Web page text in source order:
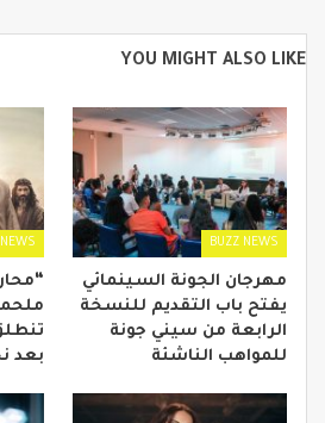
YOU MIGHT ALSO LIKE
BUZZ NEWS
مهرجان الجونة السينمائي
يفتح باب التقديم للنسخة
الرابعة من سيني جونة
للمواهب الناشئة
بعد